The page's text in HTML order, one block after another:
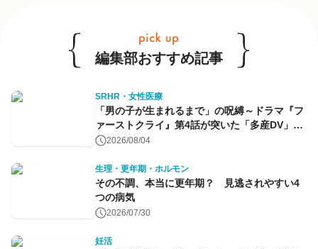
編集部おすすめ記事
SRHR・女性医療
「男の子が生まれるまで」の呪縛～ドラマ『フ
ァーストクライ』第4話が突いた「多産DV」と
命のコントロール～
2026/08/04
生理・更年期・ホルモン
その不調、本当に更年期？ 見逃されやすい4
つの病気
2026/07/30
妊活